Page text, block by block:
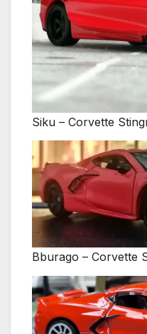
Siku – Corvette
Bburago – Corvette